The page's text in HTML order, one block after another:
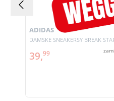
DAMSKE SNEAKERSY BREAK
ADIDAS
39,99